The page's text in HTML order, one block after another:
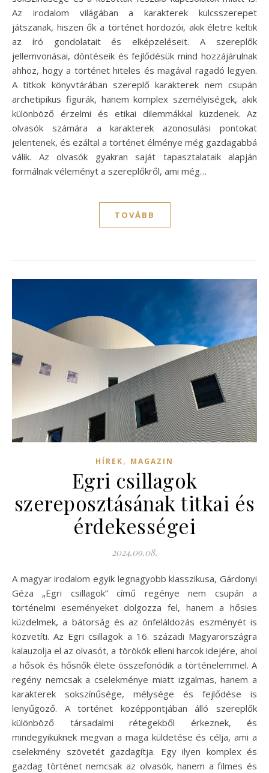
Az irodalom világában a karakterek kulcsszerepet
játszanak, hiszen ők a történet hordozói, akik életre keltik
az író gondolatait és elképzeléseit. A szereplők
jellemvonásai, döntéseik és fejlődésük mind hozzájárulnak
ahhoz, hogy a történet hiteles és magával ragadó legyen.
A titkok könyvtárában szereplő karakterek nem csupán
archetipikus figurák, hanem komplex személyiségek, akik
különböző érzelmi és etikai dilemmákkal küzdenek. Az
olvasók számára a karakterek azonosulási pontokat
jelentenek, és ezáltal a történet élménye még gazdagabbá
válik. Az olvasók gyakran saját tapasztalataik alapján
formálnak véleményt a szereplőkről, ami még…
TOVÁBB
HÍREK, MAGAZIN
Egri csillagok
szereposztásának titkai és
érdekességei
2024.09.08.
A magyar irodalom egyik legnagyobb klasszikusa, Gárdonyi
Géza „Egri csillagok” című regénye nem csupán a
történelmi eseményeket dolgozza fel, hanem a hősies
küzdelmek, a bátorság és az önfeláldozás eszményét is
közvetíti. Az Egri csillagok a 16. századi Magyarországra
kalauzolja el az olvasót, a törökök elleni harcok idejére, ahol
a hősök és hősnők élete összefonódik a történelemmel. A
regény nemcsak a cselekménye miatt izgalmas, hanem a
karakterek sokszínűsége, mélysége és fejlődése is
lenyűgöző. A történet középpontjában álló szereplők
különböző társadalmi rétegekből érkeznek, és
mindegyiküknek megvan a maga küldetése és célja, ami a
cselekmény szövetét gazdagítja. Egy ilyen komplex és
gazdag történet nemcsak az olvasók, hanem a filmes és